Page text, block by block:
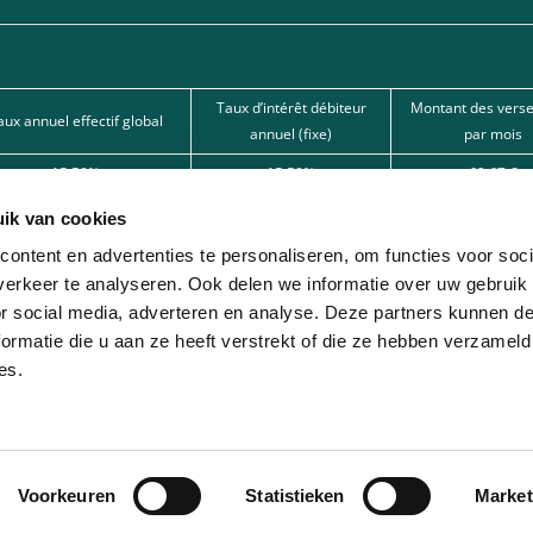
van cookies
en advertenties te personaliseren, om functies voor
te analyseren. Ook delen we informatie over uw gebruik
social media, adverteren en analyse. Deze partners kunnen
die u aan ze heeft verstrekt of die ze hebben
Voorkeuren Statistieken
annuel effectif global
Taux d’intérêt débiteur
annuel (fixe)
Montant des
par mois
15,50% 15,50% 62,67 €
15,50%
12% 12% 166,22 € 
par l’une de nos banques partenaires. Intermédiaire de crédit (agent à
avec différentes sociétés de leasing partenaires. Cette option est réservée
© 2026 - Lease-Je-Scooter.be